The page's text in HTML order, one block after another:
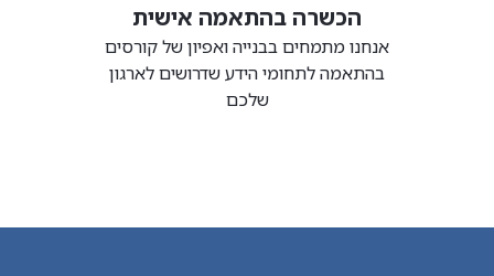
הכשרה בהתאמה אישית
אנחנו מתמחים בבנייה ואפיון של קורסים
בהתאמה לתחומי הידע שדרושים לארגון
שלכם